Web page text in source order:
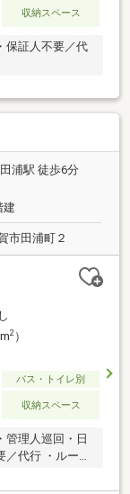
収納スペース
保証人不要／代
浦駅 徒歩6分
建
市田浦町２
2）
バス・トイレ別
収納スペース
管理人巡回・日
代行 ・ルーム